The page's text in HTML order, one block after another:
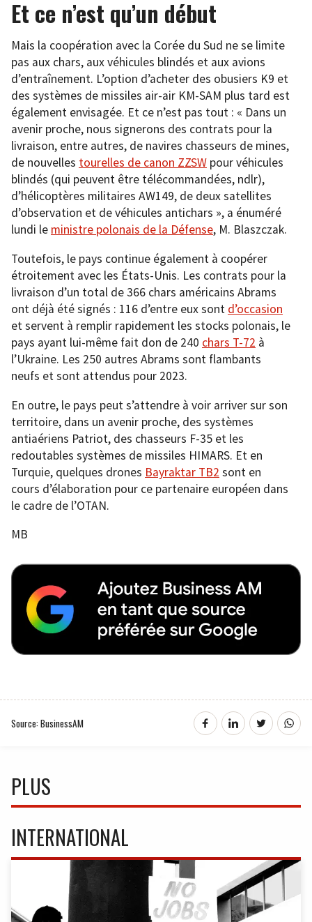
Et ce n’est qu’un début
Mais la coopération avec la Corée du Sud ne se limite
pas aux chars, aux véhicules blindés et aux avions
d’entraînement. L’option d’acheter des obusiers K9 et
des systèmes de missiles air-air KM-SAM plus tard est
également envisagée. Et ce n’est pas tout : « Dans un
avenir proche, nous signerons des contrats pour la
livraison, entre autres, de navires chasseurs de mines,
de nouvelles tourelles de canon ZZSW pour véhicules
blindés (qui peuvent être télécommandées, ndlr),
d’hélicoptères militaires AW149, de deux satellites
d’observation et de véhicules antichars », a énuméré
lundi le ministre polonais de la Défense, M. Blaszczak.
Toutefois, le pays continue également à coopérer
étroitement avec les États-Unis. Les contrats pour la
livraison d’un total de 366 chars américains Abrams
ont déjà été signés : 116 d’entre eux sont d’occasion
et servent à remplir rapidement les stocks polonais, le
pays ayant lui-même fait don de 240 chars T-72 à
l’Ukraine. Les 250 autres Abrams sont flambants
neufs et sont attendus pour 2023.
En outre, le pays peut s’attendre à voir arriver sur son
territoire, dans un avenir proche, des systèmes
antiaériens Patriot, des chasseurs F-35 et les
redoutables systèmes de missiles HIMARS. Et en
Turquie, quelques drones Bayraktar TB2 sont en
cours d’élaboration pour ce partenaire européen dans
le cadre de l’OTAN.
MB
Source: BusinessAM
PLUS
INTERNATIONAL